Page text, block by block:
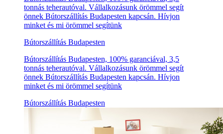
tonnás teherautóval. Vállalkozásunk örömmel segít
önnek Bútorszállítás Budapesten kapcsán. Hívjon
minket és mi örömmel segítünk
Bútorszállítás Budapesten
Bútorszállítás Budapesten, 100% garanciával, 3,5
tonnás teherautóval. Vállalkozásunk örömmel segít
önnek Bútorszállítás Budapesten kapcsán. Hívjon
minket és mi örömmel segítünk
Bútorszállítás Budapesten